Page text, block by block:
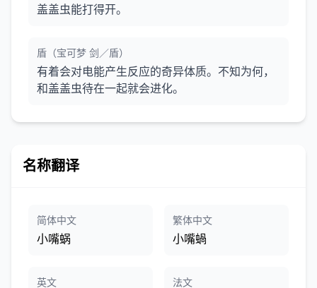
盖盖虫能打得开。
盾（宝可梦 剑／盾）
有着会对电能产生反应的奇异体质。不知为何，
和盖盖虫待在一起就会进化。
名称翻译
简体中文
小嘴蜗
繁体中文
小嘴蝸
英文 法文